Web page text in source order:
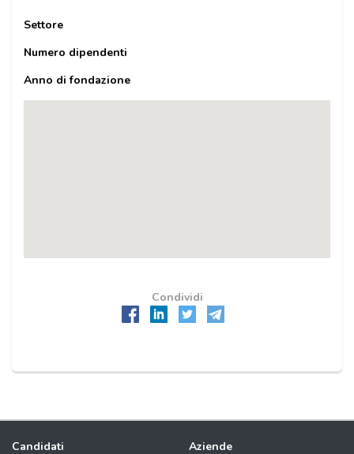
Settore
Numero dipendenti
Anno di fondazione
Condividi
Candidati Aziende